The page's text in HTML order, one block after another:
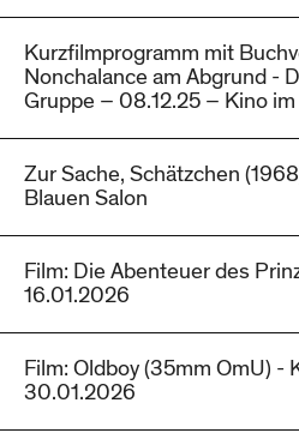
Kurzfilmprogramm mit
Nonchalance am Abgrund -
Gruppe – 08.12.25 – Kino
Zur Sache, Schätzchen
Blauen Salon
Film: Die Abenteuer des
16.01.2026
Film: Oldboy (35mm OmU) -
30.01.2026